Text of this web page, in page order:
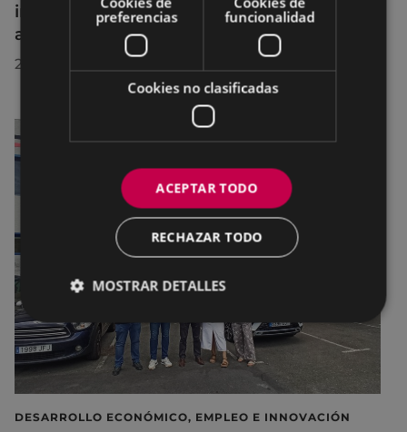
instalaciones deportivas durante el mes de
agosto para realizar mejoras
29/07/2026
DESARROLLO ECONÓMICO, EMPLEO E INNOVACIÓN
preferencias
funcionalidad
Cookies no clasificadas
ACEPTAR TODO
RECHAZAR TODO
MOSTRAR DETALLES